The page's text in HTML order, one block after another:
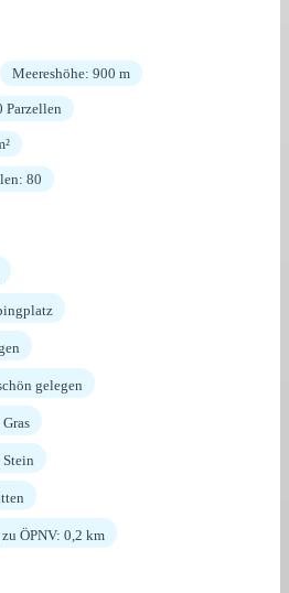
Meereshöhe: 900 m
Parzellen
80
gelegen
ÖPNV: 0,2 km